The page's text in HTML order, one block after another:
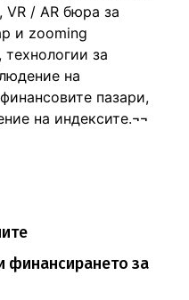
/ AR бюра за
и zooming
за
на
пазари,
на индексите.¬¬
финансирането за